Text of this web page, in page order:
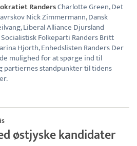
RandersCharlotte Green, Det
Nick Zimmermann, Dansk
Liberal Alliance Djursland
Folkeparti Randers Britt
Hjorth, Enhedslisten Randers Der
mulighed for at spørge ind til
partiernes standpunkter til tidens
østjyske kandidater